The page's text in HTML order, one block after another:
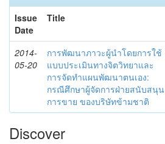
Issue
Date
Title
2014-
05-20
การพัฒนาภาวะผู้นำโดยการใช้
แบบประเมินทางจิตวิทยาและ
การจัดทำแผนพัฒนาตนเอง:
กรณีศึกษาผู้จัดการฝ่ายสนับสนุน
การขาย ของบริษัทข้ามชาติ
Discover